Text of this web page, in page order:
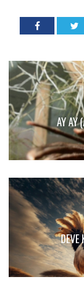
AY AY
DEVE